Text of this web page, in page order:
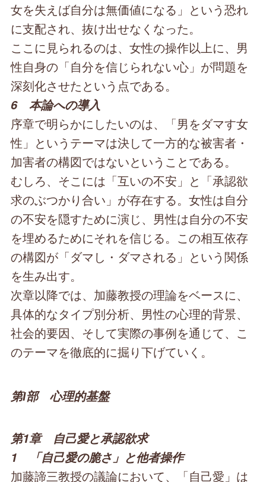
女を失えば自分は無価値になる」という恐れ
に支配され、抜け出せなくなった。
ここに見られるのは、女性の操作以上に、男
性自身の「自分を信じられない心」が問題を
深刻化させたという点である。
6 本論への導入
序章で明らかにしたいのは、「男をダマす女
性」というテーマは決して一方的な被害者・
加害者の構図ではないということである。
むしろ、そこには「互いの不安」と「承認欲
求のぶつかり合い」が存在する。女性は自分
の不安を隠すために演じ、男性は自分の不安
を埋めるためにそれを信じる。この相互依存
の構図が「ダマし・ダマされる」という関係
を生み出す。
次章以降では、加藤教授の理論をベースに、
具体的なタイプ別分析、男性の心理的背景、
社会的要因、そして実際の事例を通じて、こ
のテーマを徹底的に掘り下げていく。
第Ⅰ部 心理的基盤
第1章 自己愛と承認欲求
1 「自己愛の脆さ」と他者操作
加藤諦三教授の議論において、「自己愛」は